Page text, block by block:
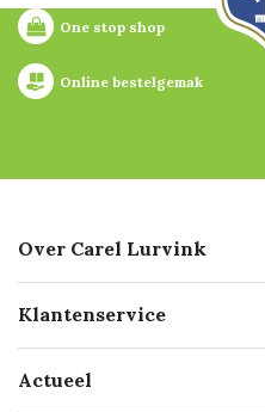
One stop shop
Online bestelgemak
Over Carel Lurvink
Geschiedenis
Missie
Klantenservice
Bezorgen
Actueel